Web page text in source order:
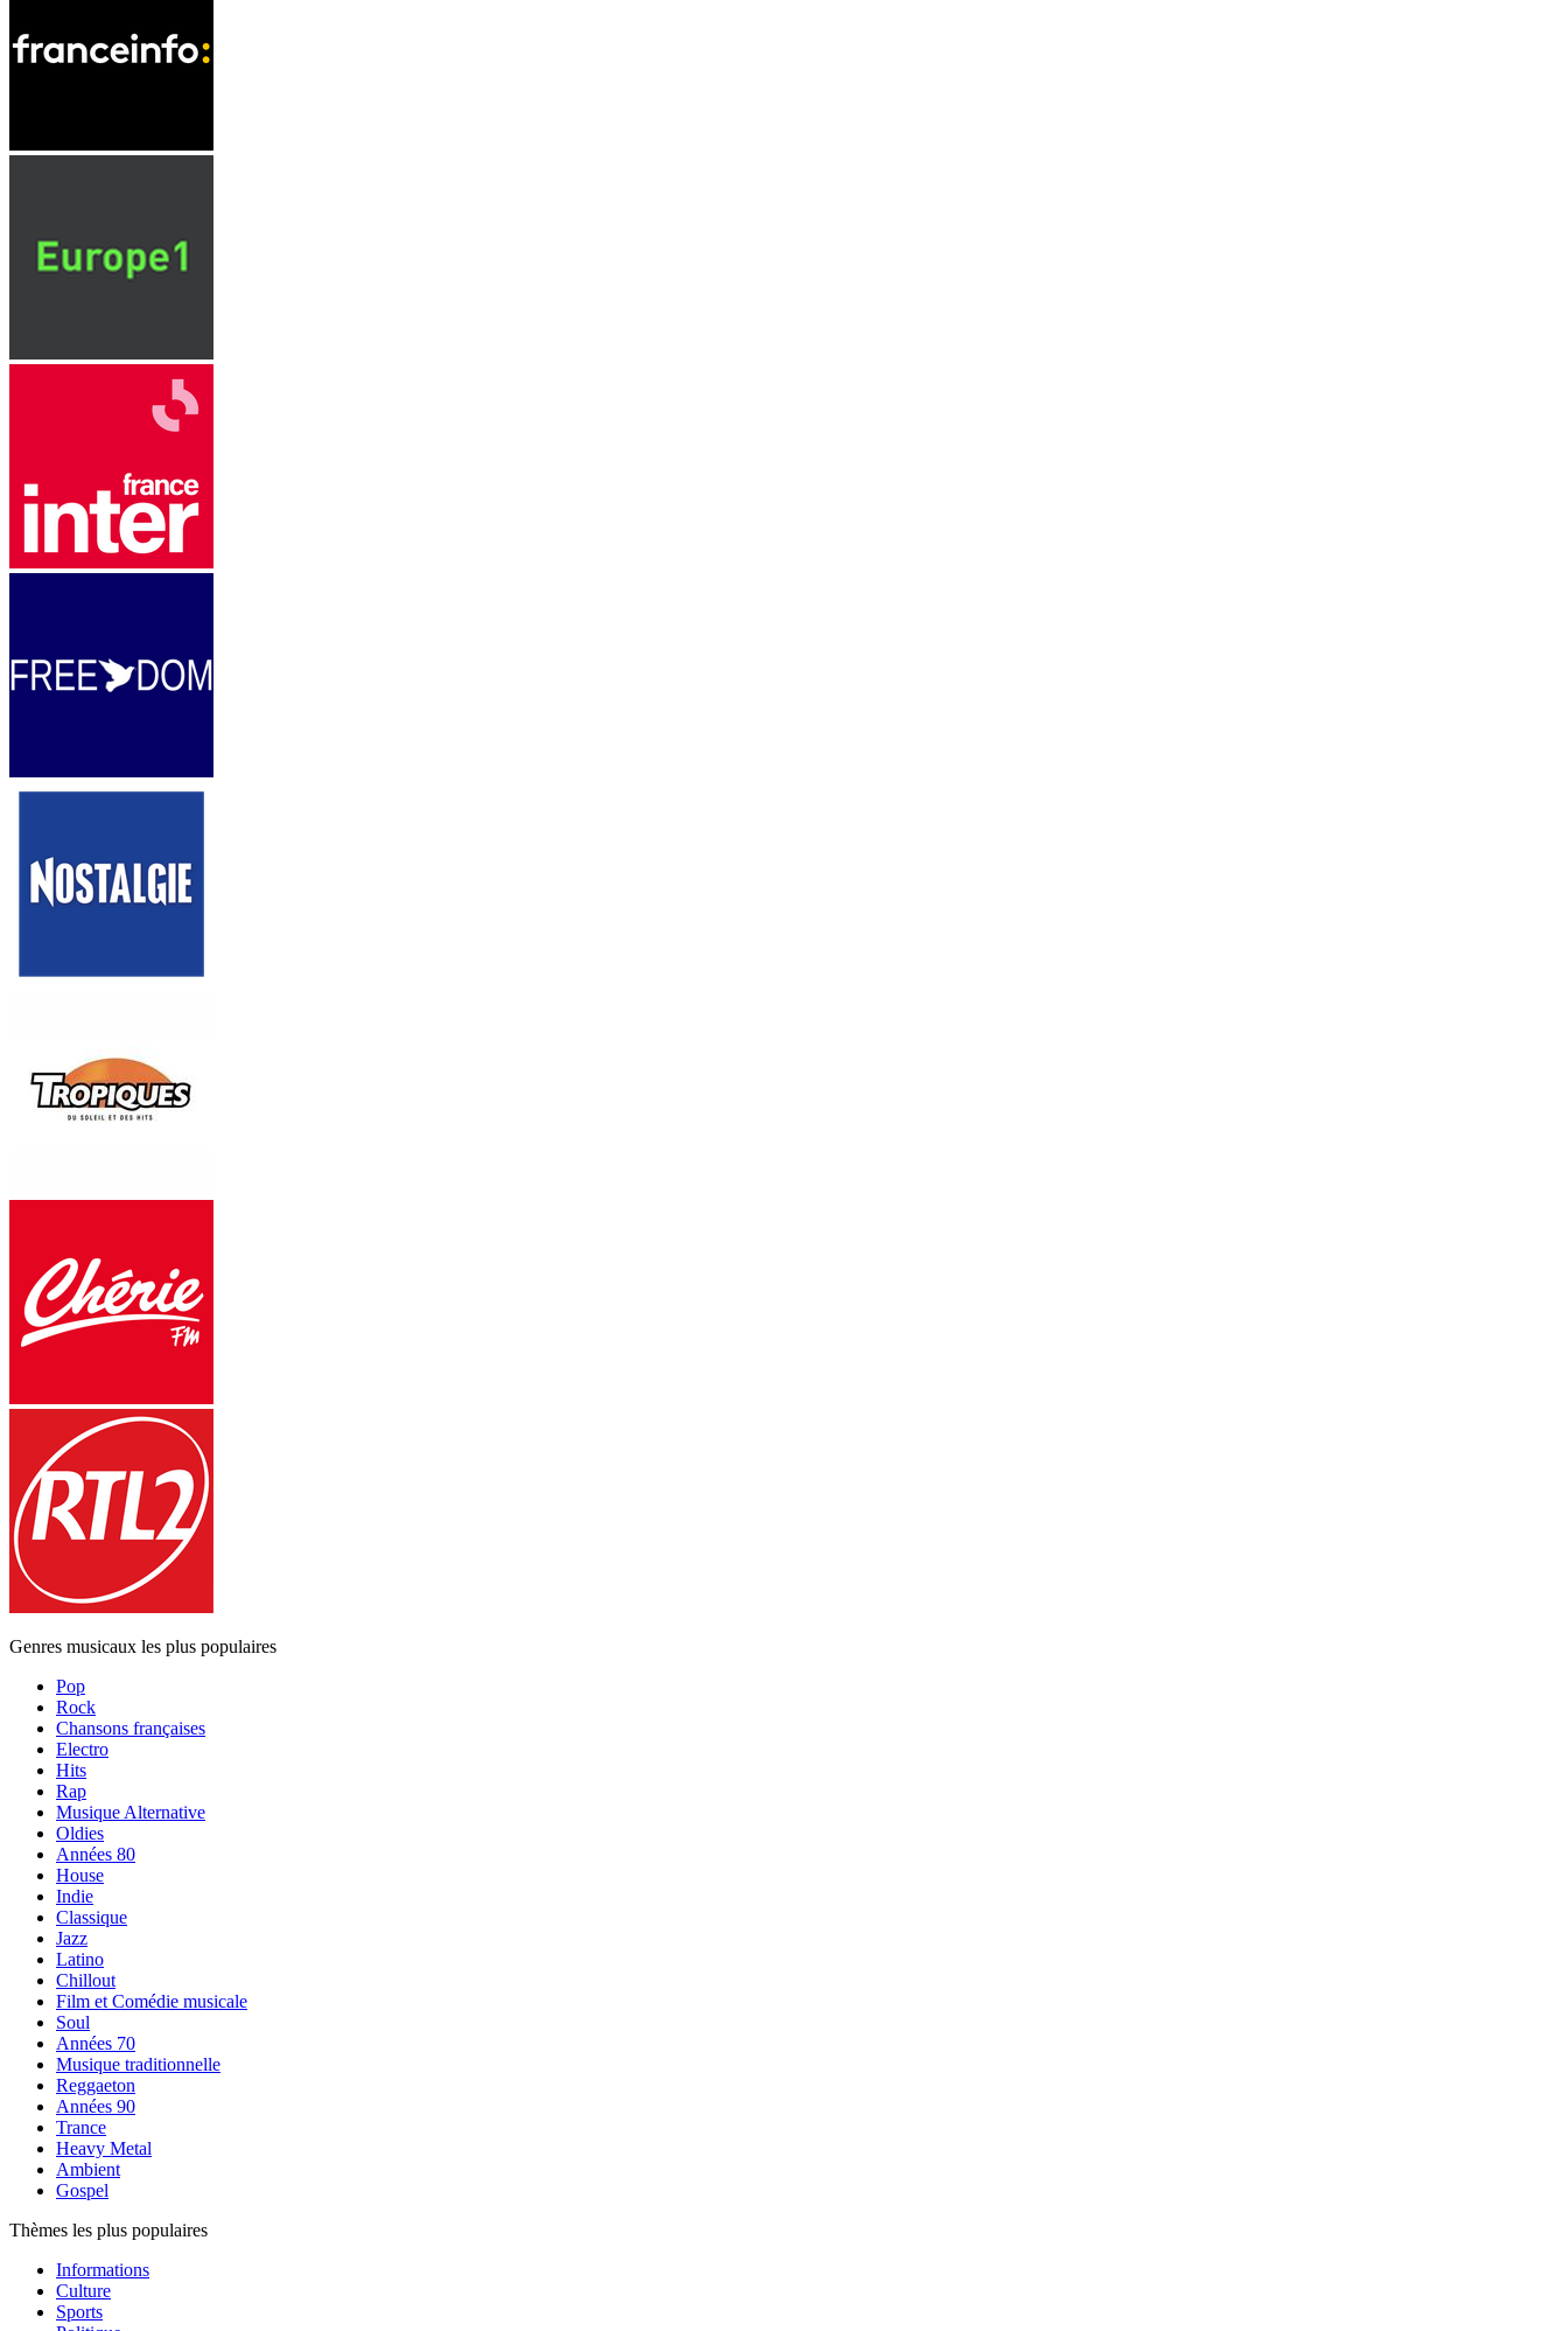
Genres musicaux les plus populaires
Pop
Rock
Chansons françaises
Electro
Hits
Rap
Musique Alternative
Oldies
Années 80
House
Indie
Classique
Jazz
Latino
Chillout
Film et Comédie musicale
Soul
Années 70
Musique traditionnelle
Reggaeton
Années 90
Trance
Heavy Metal
Ambient
Gospel
Thèmes les plus populaires
Informations
Culture
Sports